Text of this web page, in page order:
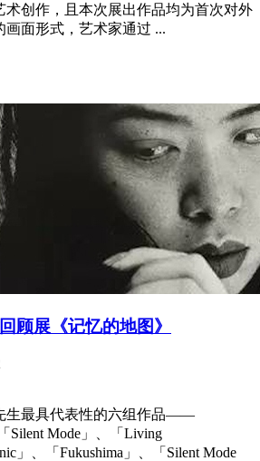
术创作，且本次展出作品均为首次对外
画面形式，艺术家通过 ...
顾展《记忆的地图》
生最具代表性的六组作品——
Silent Mode」、「Living
」、「Fukushima」、「Silent Mode